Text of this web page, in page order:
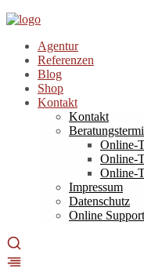
Agentur
Referenzen
Blog
Shop
Kontakt
Kontakt
Online-
Online-
Online-
Impressum
Datenschutz
Online Support